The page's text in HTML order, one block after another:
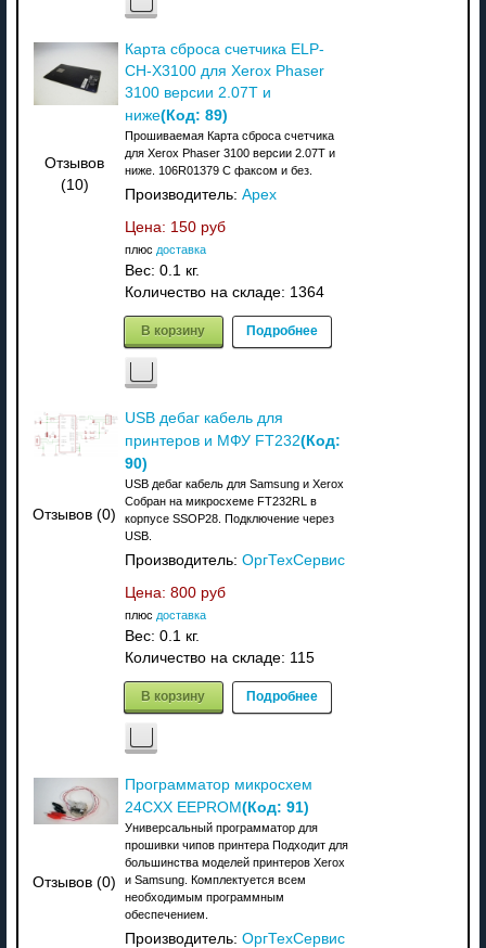
Отзывов
(10)
Карта сброса счетчика ELP-
CH-X3100 для Xerox Phaser
3100 версии 2.07T и
ниже(Код: 89)
Прошиваемая Карта сброса счетчика
для Xerox Phaser 3100 версии 2.07T и
ниже. 106R01379 C факсом и без.
Производитель: Apex
Цена: 150 руб
плюс доставка
Вес: 0.1 кг.
Количество на складе: 1364
В корзину Подробнее
Отзывов (0)
USB дебаг кабель для
принтеров и МФУ FT232(Код:
90)
USB дебаг кабель для Samsung и Xerox
Собран на микросхеме FT232RL в
корпусе SSOP28. Подключение через
USB.
Производитель: ОргТехСервис
Цена: 800 руб
плюс доставка
Вес: 0.1 кг.
Количество на складе: 115
В корзину Подробнее
Отзывов (0)
Программатор микросхем
24CXX EEPROM(Код: 91)
Универсальный программатор для
прошивки чипов принтера Подходит для
большинства моделей принтеров Xerox
и Samsung. Комплектуется всем
необходимым программным
обеспечением.
Производитель: ОргТехСервис